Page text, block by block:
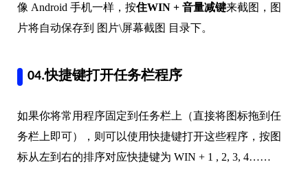
像 Android 手机一样，按住WIN + 音量减键来截图，图
片将自动保存到 图片\屏幕截图 目录下。
04.快捷键打开任务栏程序
如果你将常用程序固定到任务栏上（直接将图标拖到任
务栏上即可），则可以使用快捷键打开这些程序，按图
标从左到右的排序对应快捷键为 WIN + 1 , 2, 3, 4……